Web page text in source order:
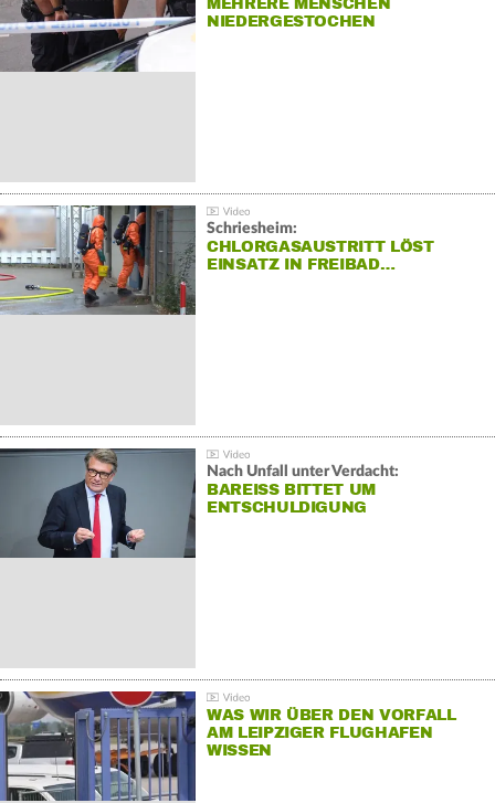
MEHRERE MENSCHEN
NIEDERGESTOCHEN
Schriesheim:
CHLORGASAUSTRITT LÖST
EINSATZ IN FREIBAD…
Nach Unfall unter Verdacht:
BAREISS BITTET UM E
NTSCHULDIGUNG
WAS WIR ÜBER DEN VORFALL
AM LEIPZIGER FLUGHAFEN
WISSEN